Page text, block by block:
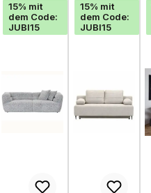
15% mit
dem Code:
JUBI15
15% mit
dem Code:
JUBI15